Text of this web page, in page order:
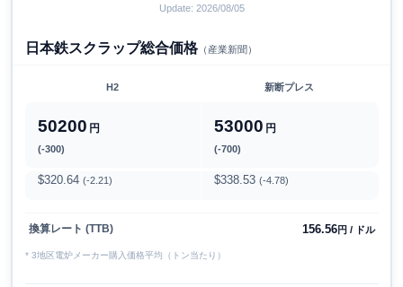
Update: 2026/08/05
日本鉄スクラップ総合価格（産業新聞）
H2 新断プレス
50200 円
(-300)
53000 円
(-700)
$320.64 (-2.21) $338.53 (-4.78)
換算レート (TTB) 156.56円 / ドル
* 3地区電炉メーカー購入価格平均（トン当たり）